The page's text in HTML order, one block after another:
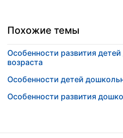
Похожие темы
Особенности развития
возраста
Особенности детей
Особенности развития